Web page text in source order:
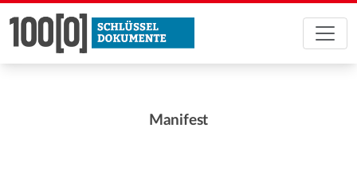
Manifest